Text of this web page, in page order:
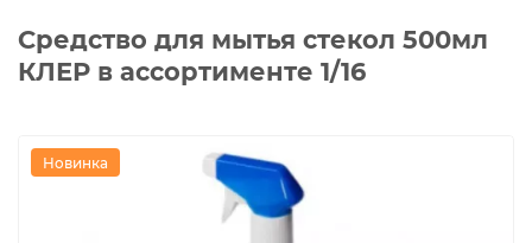
Средство для мытья стекол 500мл
КЛЕР в ассортименте 1/16
Новинка